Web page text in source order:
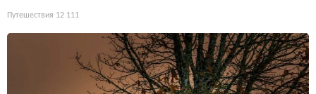
Путешествия 12 111